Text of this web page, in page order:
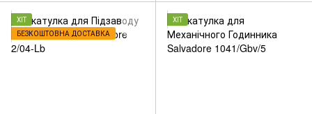
ХІТ
БЕЗКОШТОВНА ДОСТАВКА
ХІТ